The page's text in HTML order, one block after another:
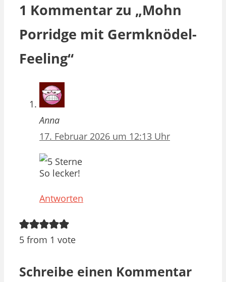
1 Kommentar zu „Mohn
Porridge mit Germknödel-
Feeling“
Anna
17. Februar 2026 um 12:13 Uhr
So lecker!
Antworten
5 from 1 vote
Schreibe einen Kommentar